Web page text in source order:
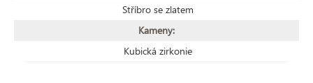
Stříbro se zlatem
Kameny:
Kubická zirkonie